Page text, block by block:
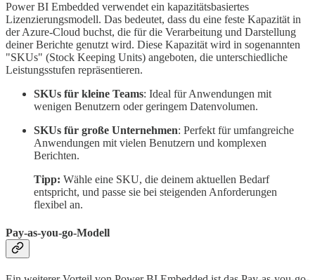
Power BI Embedded verwendet ein kapazitätsbasiertes
Lizenzierungsmodell. Das bedeutet, dass du eine feste Kapazität in
der Azure-Cloud buchst, die für die Verarbeitung und Darstellung
deiner Berichte genutzt wird. Diese Kapazität wird in sogenannten
"SKUs" (Stock Keeping Units) angeboten, die unterschiedliche
Leistungsstufen repräsentieren.
SKUs für kleine Teams: Ideal für Anwendungen mit
wenigen Benutzern oder geringem Datenvolumen.
SKUs für große Unternehmen: Perfekt für umfangreiche
Anwendungen mit vielen Benutzern und komplexen
Berichten.
Tipp: Wähle eine SKU, die deinem aktuellen Bedarf
entspricht, und passe sie bei steigenden Anforderungen
flexibel an.
Pay-as-you-go-Modell